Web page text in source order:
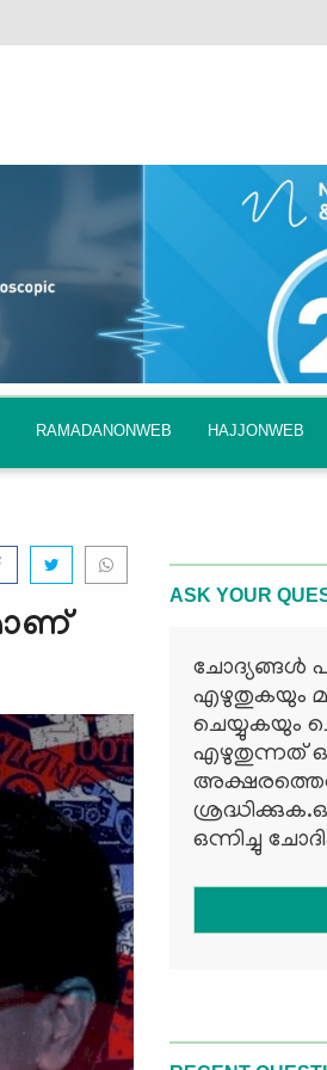
RAMADANONWEB HAJJONWEB
ASK YOUR
ചോദ്യങ്ങള്‍
എഴുതുകയും
ചെയ്യുകയും
എഴുതുന്നത്
ഒന്നിച്ചു